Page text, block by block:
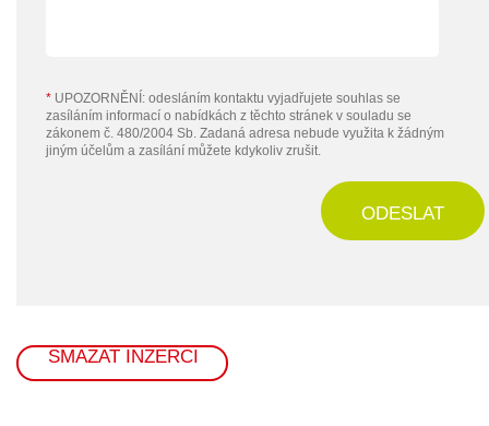
* UPOZORNĚNÍ: odesláním kontaktu vyjadřujete souhlas se
zasíláním informací o nabídkách z těchto stránek v souladu se
zákonem č. 480/2004 Sb. Zadaná adresa nebude využita k žádným
jiným účelům a zasílání můžete kdykoliv zrušit.
ODESLAT
SMAZAT INZERCI